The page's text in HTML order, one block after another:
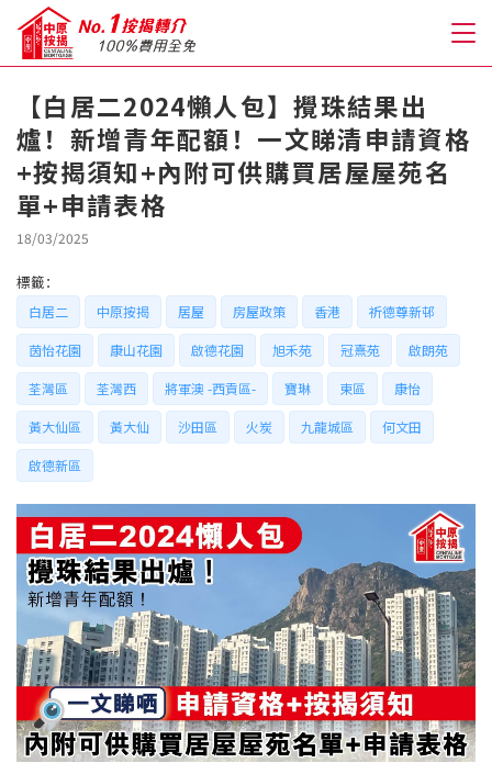
關於我們
格到至抵按揭
免費房貸轉介服務
免費開戶轉介服務
私人貸款
優惠禮遇
新盤優越按揭優惠
中原按揭標籤優惠
推薦齊齊友賞
按揭工具
按揭計算
【白居二2024懶人包】攪珠結果出
爐！新增青年配額！一文睇清申請資格
+按揭須知+內附可供購買居屋屋苑名
單+申請表格
18/03/2025
標籤：
白居二 中原按揭 居屋 房屋政策 香港 祈德尊新邨
茵怡花園 康山花園 啟德花園 旭禾苑 冠熹苑 啟朗苑
荃灣區 荃灣西 將軍澳 -西貢區- 寶琳 東區 康怡
黃大仙區 黃大仙 沙田區 火炭 九龍城區 何文田
啟德新區